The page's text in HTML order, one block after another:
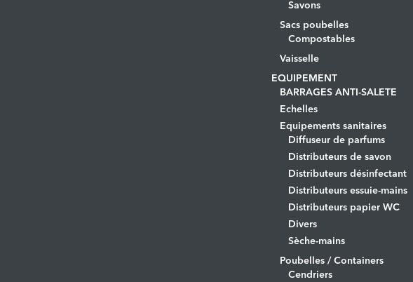
Savons
Sacs poubelles
Compostables
Vaisselle
EQUIPEMENT
BARRAGES ANTI-SALETE
Echelles
Equipements sanitaires
Diffuseur de parfums
Distributeurs de savon
Distributeurs désinfectant
Distributeurs essuie-mains
Distributeurs papier WC
Divers
Sèche-mains
Poubelles / Containers
Cendriers